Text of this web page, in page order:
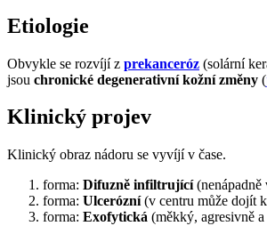
Etiologie
Obvykle se rozvíjí z prekanceróz (solární
jsou chronické degenerativní kožní změny (
Klinický projev
Klinický obraz nádoru se vyvíjí v čase.
forma: Difuzně infiltrující(nenápadně
forma: Ulcerózní(v centru může dojít
forma: Exofytická (měkký, agresivně